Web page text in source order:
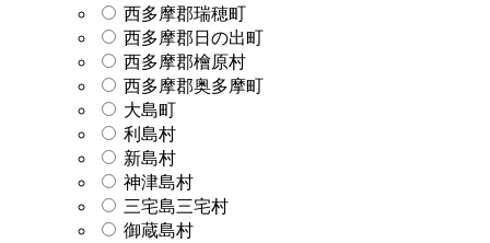
西多摩郡瑞穂町
西多摩郡日の出町
西多摩郡檜原村
西多摩郡奥多摩町
大島町
利島村
新島村
神津島村
三宅島三宅村
御蔵島村